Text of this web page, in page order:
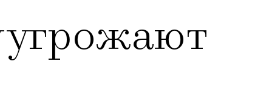
угрожают